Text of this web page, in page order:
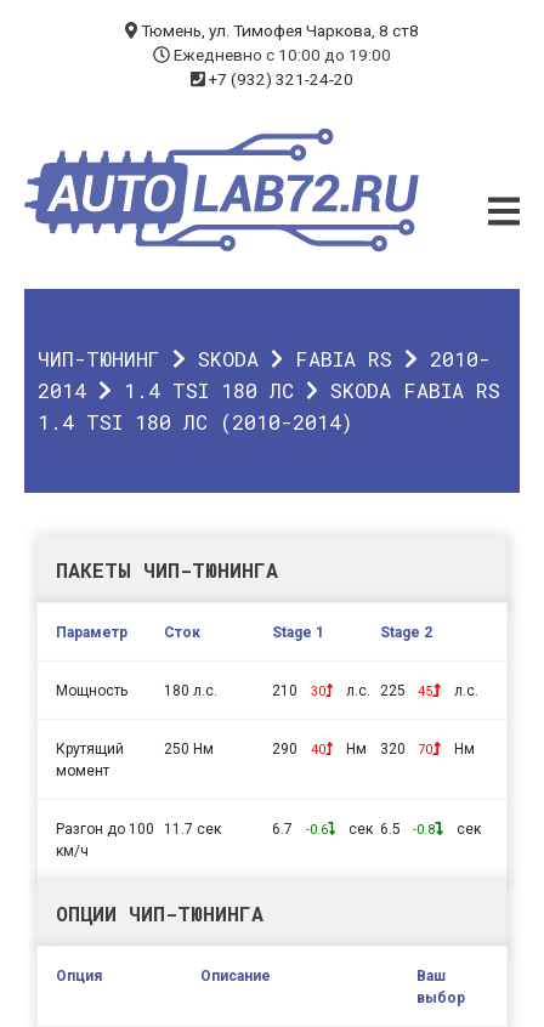
ЧИП-ТЮНИНГ
ДИАГНОСТИКА
О КОМПАНИИ
Тюмень, ул. Тимофея Чаркова, 8 ст8
Ежедневно с 10:00 до 19:00
+7 (932) 321-24-20
ЧИП-ТЮНИНГ SKODA FABIA RS
2010-
2014
1.4 TSI 180 ЛС
SKODA FABIA RS
1.4 TSI 180 ЛС (2010-2014)
ПАКЕТЫ ЧИП-ТЮНИНГА
Параметр Сток Stage 1 Stage 2
Мощность 180 л.с. 210 30 л.с. 225 45 л.с.
Крутящий
момент
250 Нм 290 40 Нм 320 70 Нм
Разгон до 100
км/ч
11.7 сек 6.7 -0.6 сек 6.5 -0.8 сек
ОПЦИИ ЧИП-ТЮНИНГА
Опция Описание
Ваш
выбор